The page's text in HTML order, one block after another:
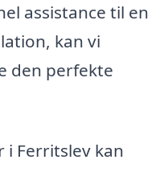
assistance til en
kan vi
den perfekte
Ferritslev kan